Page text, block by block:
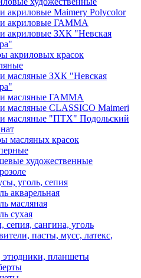
акриловые Maimery Polycolor
акриловые ГАММА
акриловые ЗХК "Невская
акриловых красок
масляные ЗХК "Невская
масляные ГАММА
масляные CLASSICO Maimeri
масляные "ПТХ" Подольский
масляных красок
художественные
уголь, сепия
акварельная
масляная
сухая
сепия, сангина, уголь
пасты, мусс, латекс,
этюдники, планшеты